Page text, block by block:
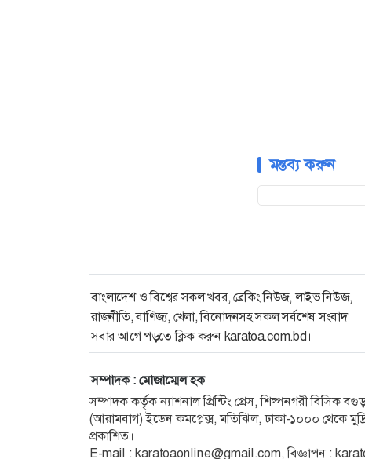
মন্তব্য করুন
বাংলাদেশ ও বিশ্বের সকল খবর, ব্রেকিং নিউজ, লাইভ নিউজ,
রাজনীতি, বাণিজ্য, খেলা, বিনোদনসহ সকল সর্বশেষ সংবাদ
সবার আগে পড়তে ক্লিক করুন karatoa.com.bd।
সম্পাদক : মোজাম্মেল হক
সম্পাদক কর্তৃক ন্যাশনাল প্রিন্টিং প্রেস, শিল্পনগরী বিসিক
(আরামবাগ) ইডেন কমপ্লেক্স, মতিঝিল, ঢাকা-১০০০ থেকে
প্রকাশিত।
E-mail : karatoaonline@gmail.com, বিজ্ঞাপন :